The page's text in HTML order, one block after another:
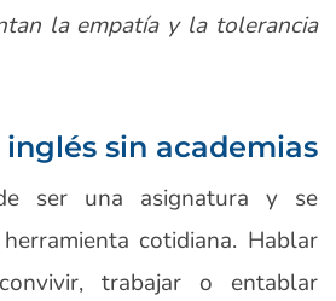
la empatía y la tolerancia
sin academias
ser una asignatura y se
cotidiana. Hablar
trabajar o entablar